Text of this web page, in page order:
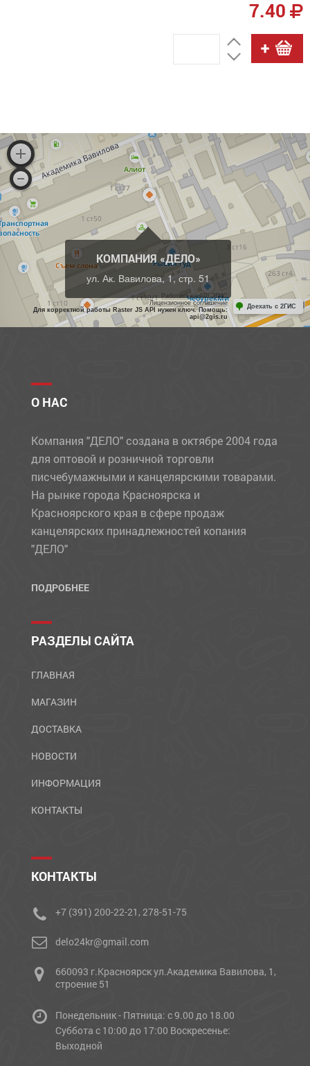
7.40
КОМПАНИЯ «ДЕЛО»
ул. Ак. Вавилова, 1, стр. 51
Работает на API 2ГИС
Лицензионное соглашение
Для корректной работы Raster JS API нужен ключ. Помощь:
api@2gis.ru
Доехать с 2ГИС
О НАС
Компания "ДЕЛО" создана в октябре 2004 года
для оптовой и розничной торговли
писчебумажными и канцелярскими товарами.
На рынке города Красноярска и
Красноярского края в сфере продаж
канцелярских принадлежностей копания
"ДЕЛО"
ПОДРОБНЕЕ
РАЗДЕЛЫ САЙТА
ГЛАВНАЯ
МАГАЗИН
ДОСТАВКА
НОВОСТИ
ИНФОРМАЦИЯ
КОНТАКТЫ
КОНТАКТЫ
+7 (391) 200-22-21, 278-51-75
delo24kr@gmail.com
660093 г.Красноярск ул.Академика Вавилова, 1,
строение 51
Понедельник - Пятница: с 9.00 до 18.00
Cуббота с 10:00 до 17:00 Воскресенье:
Выходной